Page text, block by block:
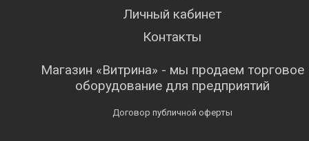
Личный кабинет
Контакты
Магазин «Витрина» - мы продаем торговое
оборудование для предприятий
Договор публичной оферты